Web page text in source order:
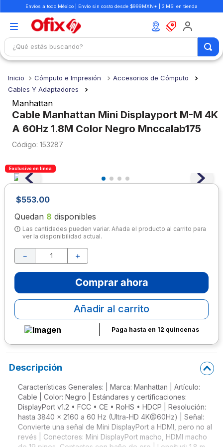
Envíos a todo México | Envío sin costo desde $999MXN* | 3 MSI en tienda
¿Qué estás buscando?
Cómputo e Impresión
Accesorios de Cómputo
Cables Y Adaptadores
Manhattan
Cable Manhattan Mini Displayport M-M 4K
A 60Hz 1.8M Color Negro Mnccalab175
: 153287
Exclusivo en línea
$553.00
Quedan 8 disponibles
Las cantidades pueden variar. Añada el producto al carrito para
ver la disponibilidad actual.
＋
－
Comprar ahora
Añadir al carrito
Paga hasta en 12 quincenas
Descripción
Características Generales: | Marca: Manhattan | Artículo:
Cable | Color: Negro | Estándares y certificaciones:
DisplayPort v1.2 • FCC • CE • RoHS • HDCP | Resolución:
hasta 3840 x 2160 a 60 Hz (Ultra-HD 4K@60Hz) | Señal:
Convierte una señal de Mini DisplayPort a HDMI, pero no al
revés | Conectores: Mini DisplayPort macho, HDMI macho
1.
mochilas
2.
libretas
3.
cuaderno
4.
cuadernos
colores
6.
boligrafo
7.
escolar
8.
sacapuntas
9.
lapiz
escritorio